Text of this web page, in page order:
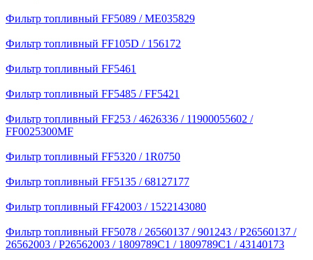
Фильтр топливный FF5089 / ME035829
Фильтр топливный FF105D / 156172
Фильтр топливный FF5461
Фильтр топливный FF5485 / FF5421
Фильтр топливный FF253 / 4626336 / 11900055602 /
FF0025300MF
Фильтр топливный FF5320 / 1R0750
Фильтр топливный FF5135 / 68127177
Фильтр топливный FF42003 / 1522143080
Фильтр топливный FF5078 / 26560137 / 901243 / P26560137 /
26562003 / P26562003 / 1809789C1 / 1809789C1 / 43140173